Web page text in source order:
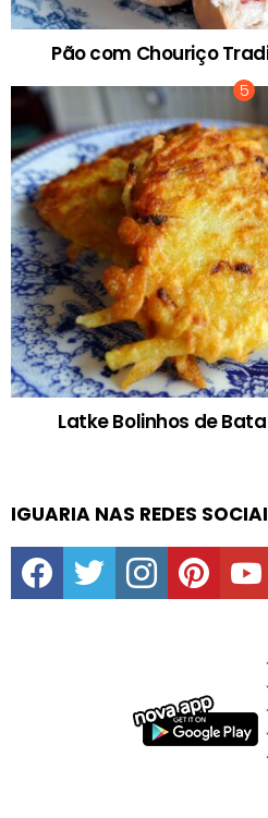
Pão com Chouriço
Latke Bolinhos de
IGUARIA NAS REDES
facebooktwitter instagrampinterest